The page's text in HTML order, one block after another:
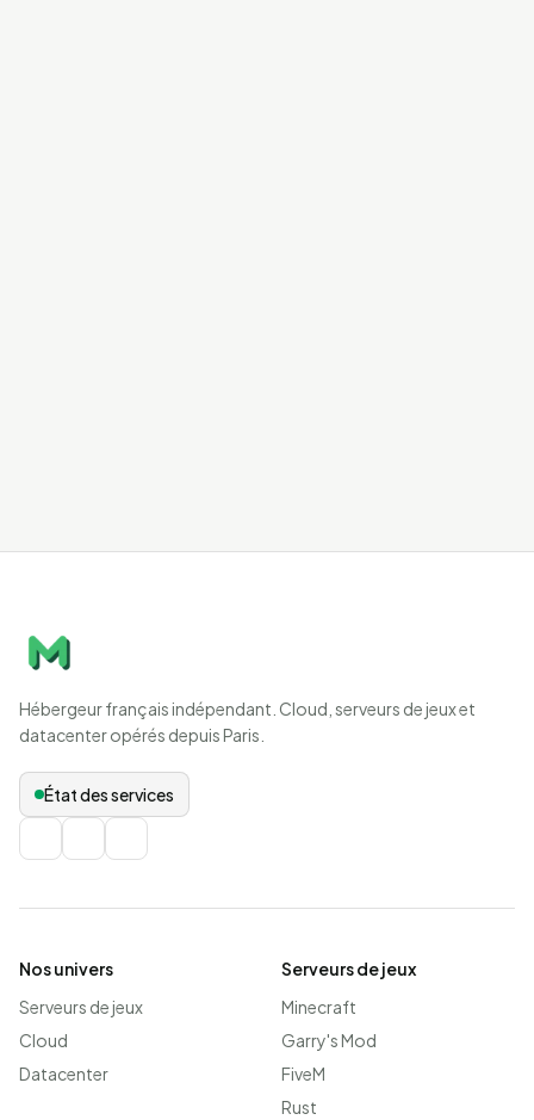
Hébergeur français indépendant. Cloud, serveurs de jeux et
datacenter opérés depuis Paris.
État des services
Nos univers
Serveurs de jeux
Cloud
Datacenter
Serveurs de jeux
Minecraft
Garry's Mod
FiveM
Rust